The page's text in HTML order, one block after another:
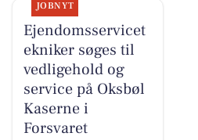
JOBNYT
Ejendomsservicet
ekniker søges til
vedligehold og
service på Oksbøl
Kaserne i
Forsvaret